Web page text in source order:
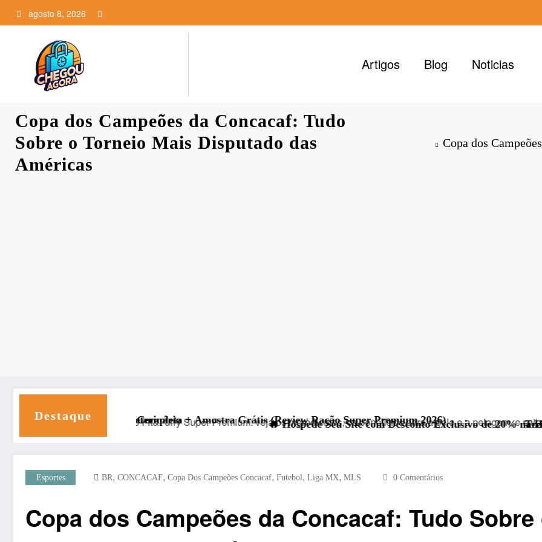
para
conteúdo
agosto 8, 2026
Artigos Blog Noticias
Copa dos Campeões da Concacaf: Tudo
Sobre o Torneio Mais Disputado das
Américas
Copa dos
Destaque
de Veterinário
Completa + Amostra Grátis (Review Ração Super Premium 2026)
🔥 Hospede Seu Site com Desconto Exclusivo de 20% na Hostinger – Rápida,
Treinamento Funcional
Esportes BR, CONCACAF, Copa Dos Campeões Concacaf, Futebol, Liga MX, MLS 0 Comentários
Copa dos Campeões da Concacaf: Tudo